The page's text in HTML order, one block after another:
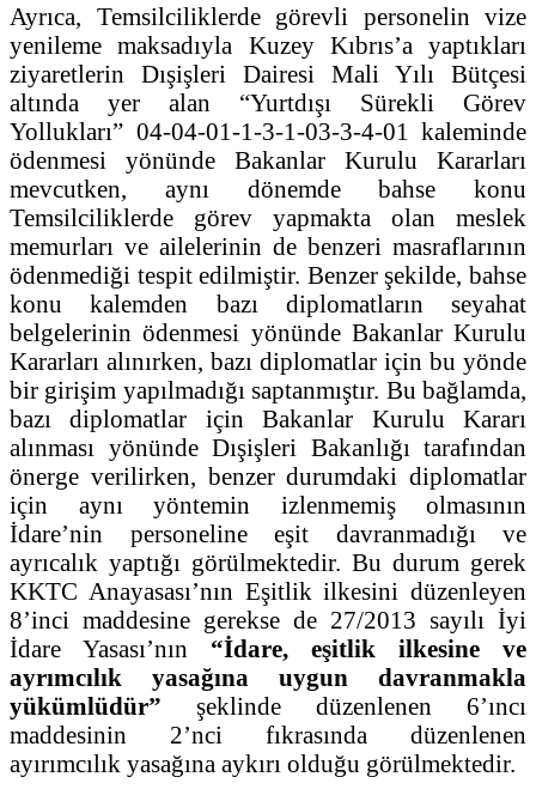
Ayrıca, Temsilciliklerde görevli personelin vize
yenileme maksadıyla Kuzey Kıbrıs’a yaptıkları
ziyaretlerin Dışişleri Dairesi Mali Yılı Bütçesi
altında yer alan “Yurtdışı Sürekli Görev
Yollukları” 04-04-01-1-3-1-03-3-4-01 kaleminde
ödenmesi yönünde Bakanlar Kurulu Kararları
mevcutken, aynı dönemde bahse konu
Temsilciliklerde görev yapmakta olan meslek
memurları ve ailelerinin de benzeri masraflarının
ödenmediği tespit edilmiştir. Benzer şekilde, bahse
konu kalemden bazı diplomatların seyahat
belgelerinin ödenmesi yönünde Bakanlar Kurulu
Kararları alınırken, bazı diplomatlar için bu yönde
bir girişim yapılmadığı saptanmıştır. Bu bağlamda,
bazı diplomatlar için Bakanlar Kurulu Kararı
alınması yönünde Dışişleri Bakanlığı tarafından
önerge verilirken, benzer durumdaki diplomatlar
için aynı yöntemin izlenmemiş olmasının
İdare’nin personeline eşit davranmadığı ve
ayrıcalık yaptığı görülmektedir. Bu durum gerek
KKTC Anayasası’nın Eşitlik ilkesini düzenleyen
8’inci maddesine gerekse de 27/2013 sayılı İyi
İdare Yasası’nın “İdare, eşitlik ilkesine ve
ayrımcılık yasağına uygun davranmakla
yükümlüdür” şeklinde düzenlenen 6’ıncı
maddesinin 2’nci fıkrasında düzenlenen
ayırımcılık yasağına aykırı olduğu görülmektedir.